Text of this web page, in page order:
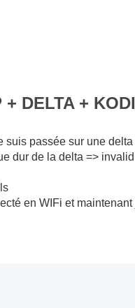
+ DELTA +
suis passée sur une
dur de la delta =>
en WIFi et